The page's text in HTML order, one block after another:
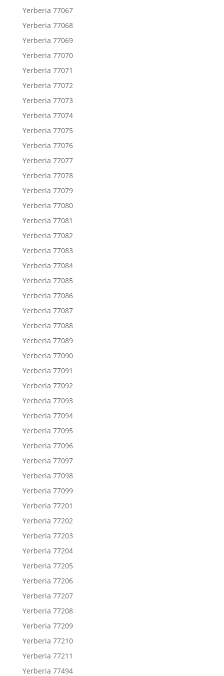
Yerberia 77067
Yerberia 77068
Yerberia 77069
Yerberia 77070
Yerberia 77071
Yerberia 77072
Yerberia 77073
Yerberia 77074
Yerberia 77075
Yerberia 77076
Yerberia 77077
Yerberia 77078
Yerberia 77079
Yerberia 77080
Yerberia 77081
Yerberia 77082
Yerberia 77083
Yerberia 77084
Yerberia 77085
Yerberia 77086
Yerberia 77087
Yerberia 77088
Yerberia 77089
Yerberia 77090
Yerberia 77091
Yerberia 77092
Yerberia 77093
Yerberia 77094
Yerberia 77095
Yerberia 77096
Yerberia 77097
Yerberia 77098
Yerberia 77099
Yerberia 77201
Yerberia 77202
Yerberia 77203
Yerberia 77204
Yerberia 77205
Yerberia 77206
Yerberia 77207
Yerberia 77208
Yerberia 77209
Yerberia 77210
Yerberia 77211
Yerberia 77494